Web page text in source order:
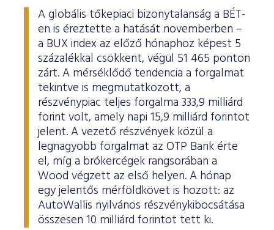
A globális tőkepiaci bizonytalanság a BÉT-
en is éreztette a hatását novemberben –
a BUX index az előző hónaphoz képest 5
százalékkal csökkent, végül 51 465 ponton
zárt. A mérséklődő tendencia a forgalmat
tekintve is megmutatkozott, a
részvénypiac teljes forgalma 333,9 milliárd
forint volt, amely napi 15,9 milliárd forintot
jelent. A vezető részvények közül a
legnagyobb forgalmat az OTP Bank érte
el, míg a brókercégek rangsorában a
Wood végzett az első helyen. A hónap
egy jelentős mérföldkövet is hozott: az
AutoWallis nyilvános részvénykibocsátása
összesen 10 milliárd forintot tett ki.